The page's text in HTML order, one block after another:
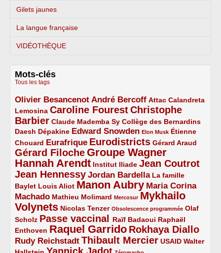
Gilets jaunes
La langue française
VIDÉOTHÈQUE
Mots-clés
Tous les tags
Olivier Besancenot
3/5 André Bercoff
3/5 Attac
2/5
Calandreta
Lemosina
2/5 Caroline Fourest
4/5
Christophe
Barbier
4/5 Claude Mademba Sy
2/5 Collège des Bernardins
2/5
Daesh
2/5 Dépakine
2/5 Edward Snowden
3/5 Elon Musk
1/5
Étienne
Chouard
2/5 Eurafrique
3/5 Eurodistricts
4/5 Gérard Araud
2/5
Gérard Filoche
4/5 Groupe Wagner
5/5
Hannah Arendt
5/5 Institut Iliade
2/5 Jean Coutrot
4/5
Jean Hennessy
4/5 Jordan Bardella
3/5
La famille
Baylet
2/5 Louis Aliot
2/5 Manon Aubry
5/5
Maria Corina
Machado
3/5 Mathieu Molimard
2/5 Mercosur
1/5
Mykhailo
Volynets
5/5 Nicolas Tenzer
2/5 Obsolescence programmée
1/5
Olaf
Scholz
2/5 Passe vaccinal
4/5 Raïf Badaoui
2/5
Raphaël
Enthoven
2/5 Raquel Garrido
5/5 Rokhaya Diallo
4/5
Rudy Reichstadt
3/5 Thibault Mercier
4/5 USAID
2/5
Walter
2/5
4/5
1/5